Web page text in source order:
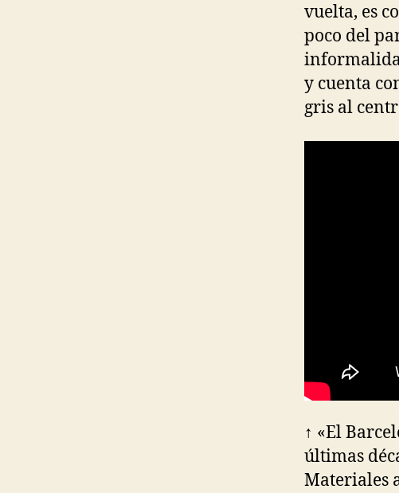
vuelta, es
poco del
y cuenta
gris al
↑ «El
últimas
Materiales